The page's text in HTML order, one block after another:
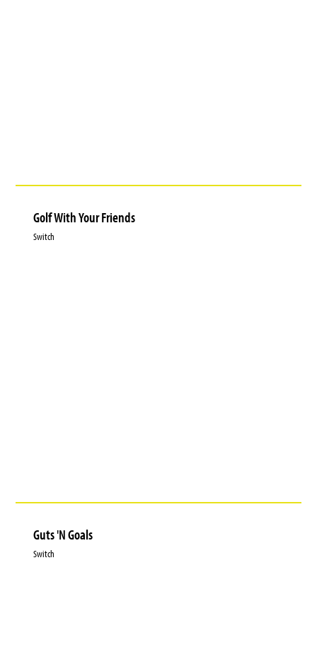
Golf With Your Friends
Switch
Guts 'N Goals
Switch